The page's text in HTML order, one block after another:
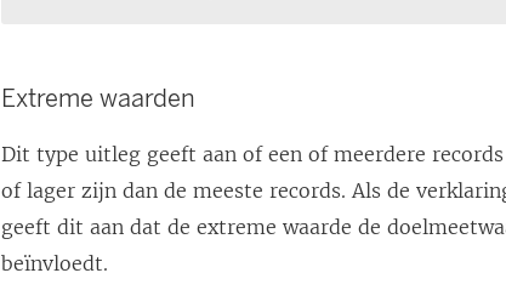
o
r
d
Extreme waarden
Dit type uitleg geeft aan of een of meerdere
of lager zijn dan de meeste records. Als de
geeft dit aan dat de extreme waarde de
beïnvloedt.